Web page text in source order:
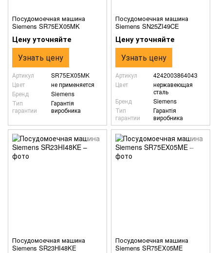
Посудомоечная машина
Siemens SR75EX05MK
Цену уточняйте
Узнать цену
Артикул
SR75EX05MK
Цвет
не применяется
Бренд
Siemens
Тип
гарантии
Гарантія
виробника
Посудомоечная машина
Siemens SN25ZI49CE
Цену уточняйте
Узнать цену
Артикул
4242003864043
Цвет
нержавеющая
сталь
Бренд
Siemens
Тип
гарантии
Гарантія
виробника
Посудомоечная машина
Siemens SR23HI48KE
Посудомоечная машина
Siemens SR75EX05ME